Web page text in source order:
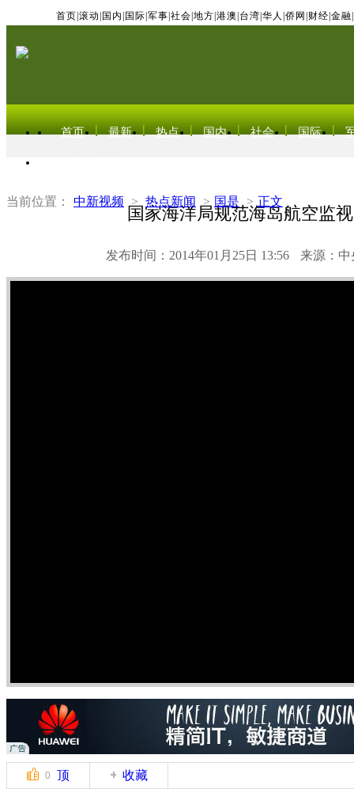
首页 滚动 国内 国际 军事 社会 地方 港澳 台湾 华人 侨网 财经 金融
首页 最新 热点 国内 社会 国际
当前位置： 中新视频 > 热点新闻 > 国是 > 正文
国家海洋局规范海岛航空监
发布时间：2014年01月25日 13:56 来源：中
0 顶 收藏